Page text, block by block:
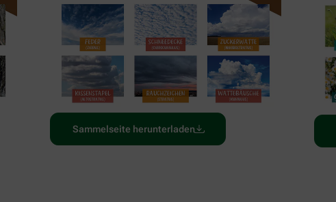
Sammelseite herunterladen